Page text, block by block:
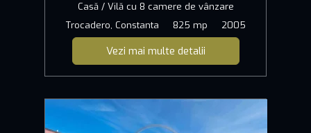
Casă / Vilă cu 8 camere de vânzare
Trocadero, Constanta
825 mp 2005
Vezi mai multe detalii